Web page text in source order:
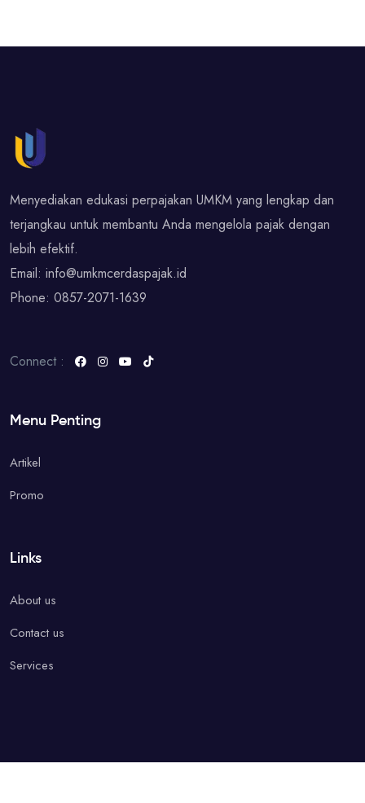
Menyediakan edukasi perpajakan UMKM yang lengkap dan
terjangkau untuk membantu Anda mengelola pajak dengan
lebih efektif.
Email: info@umkmcerdaspajak.id
Phone: 0857-2071-1639
Connect :
Menu Penting
Artikel
Promo
Links
About us
Contact us
Services